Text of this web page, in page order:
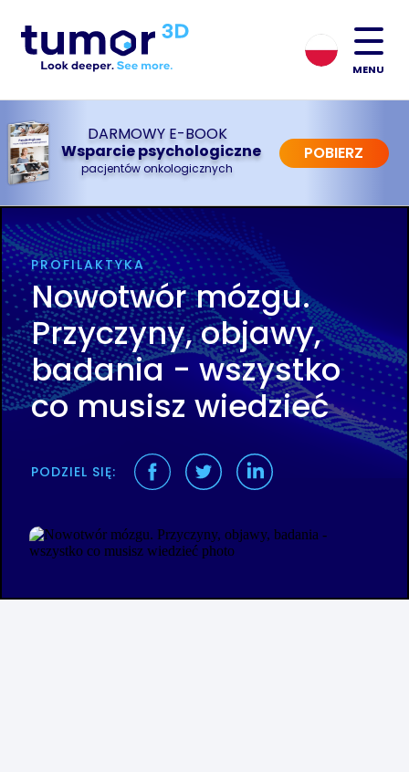
MENU
DARMOWY E-BOOK
Wsparcie psychologiczne
pacjentów onkologicznych
POBIERZ
PROFILAKTYKA
Nowotwór mózgu.
Przyczyny, objawy,
badania - wszystko
co musisz wiedzieć
PODZIEL SIĘ: